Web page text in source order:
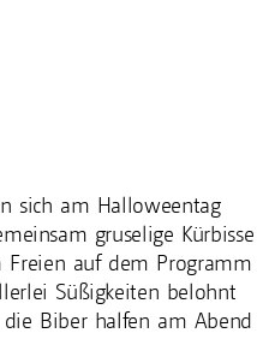
sich am Halloweentag
gruselige Kürbisse
Freien auf dem Programm
Süßigkeiten belohnt
die Biber halfen am Abend